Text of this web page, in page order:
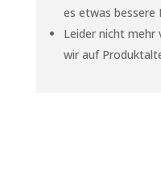
es etwas bessere
Leider nicht mehr
wir auf